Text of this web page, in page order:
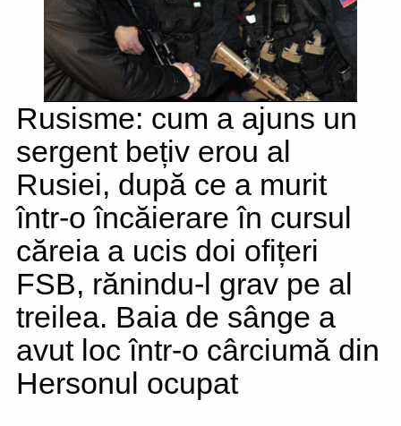
Rusisme: cum a ajuns un
sergent bețiv erou al
Rusiei, după ce a murit
într-o încăierare în cursul
căreia a ucis doi ofițeri
FSB, rănindu-l grav pe al
treilea. Baia de sânge a
avut loc într-o cârciumă din
Hersonul ocupat